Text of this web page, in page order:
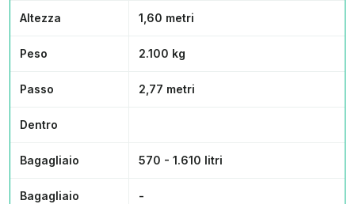
Altezza 1,60 metri
Peso 2.100 kg
Passo 2,77 metri
Dentro
Bagagliaio 570 - 1.610 litri
Bagagliaio
-